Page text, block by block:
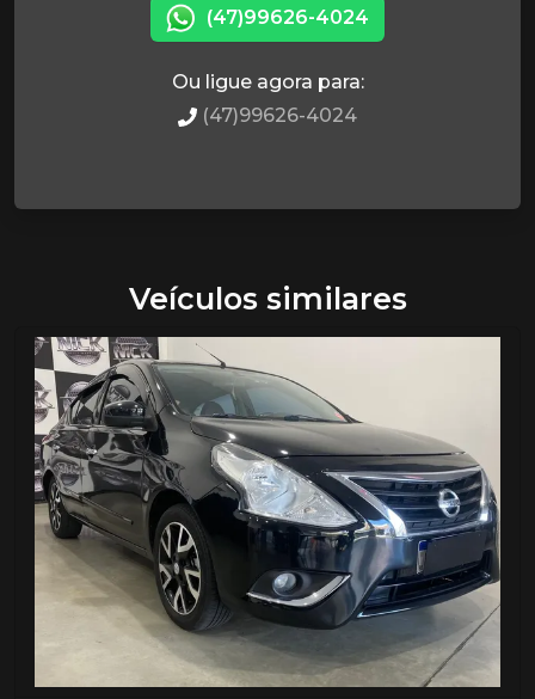
(47)99626-4024
Ou ligue agora para:
(47)99626-4024
Veículos similares